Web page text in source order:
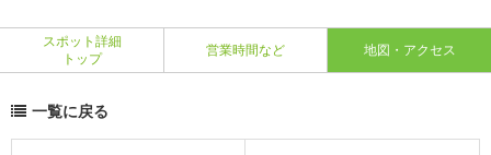
スポット詳細
トップ
営業時間など 地図・アクセス
一覧に戻る